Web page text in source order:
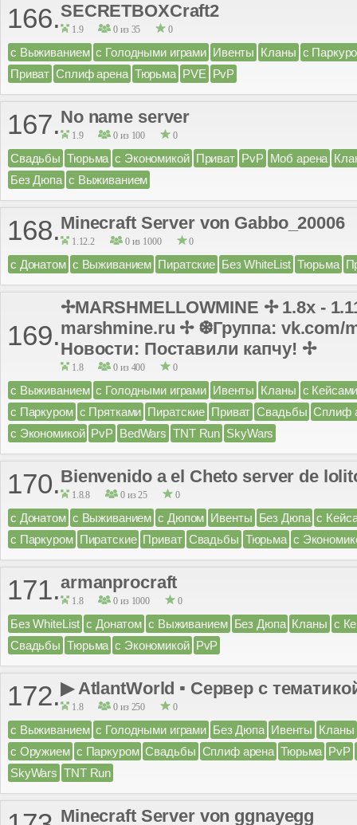
166.SECRETBOXCraft2
1.9 0 из 35 0
с Выживанием с Голодными играми Ивенты Кланы с
Приват Сплиф арена Тюрьма PVE PvP
167.No name server
1.9 0 из 100 0
Свадьбы Тюрьма с Экономикой Приват PvP Моб арена
Без Дюпа с Выживанием
168.Minecraft Server von Gabbo_20006
1.12.2 0 из 1000 0
с Донатом с Выживанием Пиратские Без WhiteList Тюрьма
169.
✢MARSHMELLOWMINE ✢ 1.8x -
marshmine.ru ✢ ❆Группа: vk.com/
Новости: Поставили капчу! ✢
1.8 0 из 400 0
с Выживанием с Голодными играми Ивенты Кланы с
с Паркуром с Прятками Пиратские Приват Свадьбы Сплиф
с Экономикой PvP BedWars TNT Run SkyWars
170.Bienvenido a el Cheto server de
1.8.8 0 из 25 0
с Донатом с Выживанием с Дюпом Ивенты Без Дюпа с
с Паркуром Пиратские Приват Свадьбы Тюрьма с
171.armanprocraft
1.8 0 из 1000 0
Без WhiteList с Донатом с Выживанием Без Дюпа Кланы с
Свадьбы Тюрьма с Экономикой PvP
172.▶ AtlantWorld ▪ Сервер с
1.8 0 из 250 0
с Выживанием с Голодными играми Без Дюпа Ивенты Кланы
с Оружием с Паркуром Свадьбы Сплиф арена Тюрьма PvP
SkyWars TNT Run
Minecraft Server von ggnayegg